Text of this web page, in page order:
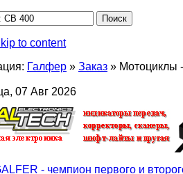
to content
Галфер » Заказ » Мотоциклы
07 Авг 2026
- чемпион первого и